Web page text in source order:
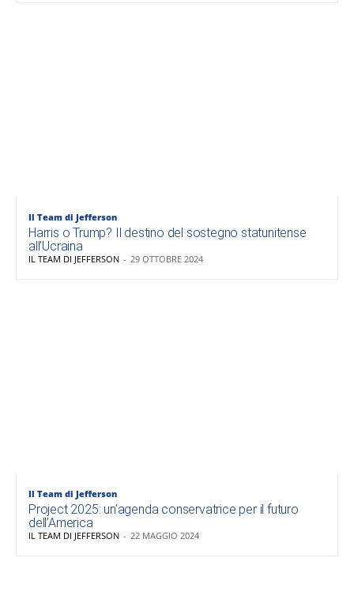
Il Team di Jefferson
Harris o Trump? Il destino del sostegno statunitense
all’Ucraina
IL TEAM DI JEFFERSON - 29 OTTOBRE 2024
Il Team di Jefferson
Project 2025: un’agenda conservatrice per il futuro
dell’America
IL TEAM DI JEFFERSON - 22 MAGGIO 2024